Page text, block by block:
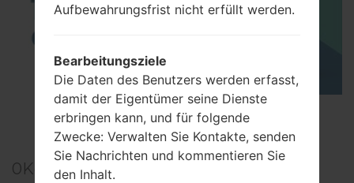
TOP 5 SECRET CODES for LG!
0 Kommentare
Aufbewahrungsfrist nicht erfüllt werden.
Bearbeitungsziele
Die Daten des Benutzers werden erfasst,
damit der Eigentümer seine Dienste
erbringen kann, und für folgende
Zwecke: Verwalten Sie Kontakte, senden
Sie Nachrichten und kommentieren Sie
den Inhalt.